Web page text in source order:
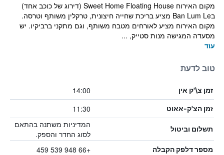
מקום האירוח Sweet Home Floating House (דירוג של כוכב אחד)
בBan Lum Le מציע בריכת שחייה חיצונית, טרקלין משותף וטרסה.
מקום האירוח מציע לאורחים מטבח משותף, וגם מתקני ברביקיו. יש
מסעדה המגישה מנות סטייק, ...
עוד
טוב לדעת
זמן צ\'ק אין 14:00
זמן הצ'ק-אאוט 11:30
תשלום וביטול
המדיניות משתנה בהתאם
לסוג החדר והספק.
מספר דלפק הקבלה +66 948 539 459